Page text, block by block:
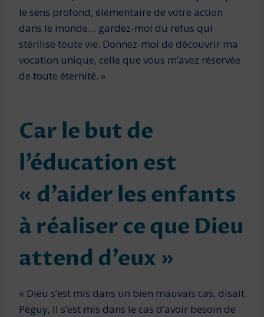
le sens profond, élémentaire de votre action
dans le monde… gardez-moi du refus qui
stérilise toute vie. Donnez-moi de découvrir ma
vocation unique, celle que vous m’avez réservée
de toute éternité. »
Car le but de
l’éducation est
« d’aider les enfants
à réaliser ce que Dieu
attend d’eux »
« Dieu s’est mis dans un bien mauvais cas, disait
Péguy, Il s’est mis dans le cas d’avoir besoin de